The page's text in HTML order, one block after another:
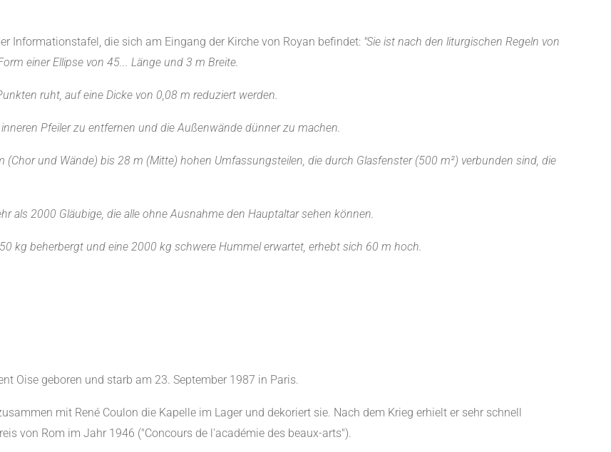
Informationstafel, die sich am Eingang der Kirche von Royan befindet: "Sie ist nach den liturgischen Regeln von
einer Ellipse von 45... Länge und 3 m Breite.
ruht, auf eine Dicke von 0,08 m reduziert werden.
Pfeiler zu entfernen und die Außenwände dünner zu machen.
(Chor und Wände) bis 28 m (Mitte) hohen Umfassungsteilen, die durch Glasfenster (500 m²) verbunden sind, die
als 2000 Gläubige, die alle ohne Ausnahme den Hauptaltar sehen können.
kg beherbergt und eine 2000 kg schwere Hummel erwartet, erhebt sich 60 m hoch.
Oise geboren und starb am 23. September 1987 in Paris.
mit René Coulon die Kapelle im Lager und dekoriert sie. Nach dem Krieg erhielt er sehr schnell
von Rom im Jahr 1946 ("Concours de l'académie des beaux-arts").